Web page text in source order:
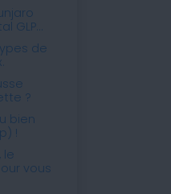
GLP...
de
?
bien
!
le
vous